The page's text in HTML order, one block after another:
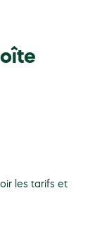
les tarifs et